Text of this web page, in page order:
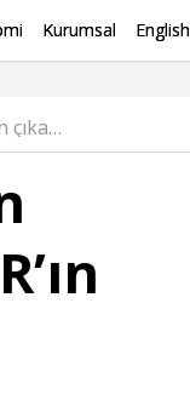
Kurumsal English
Cizre’de kontrolden çıkarak devrilen TIR’ın şoförü yaralandı